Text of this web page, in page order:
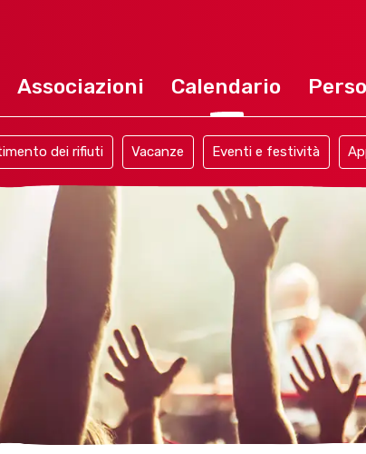
Associazioni Calendario
dei rifiuti Vacanze Eventi e festività